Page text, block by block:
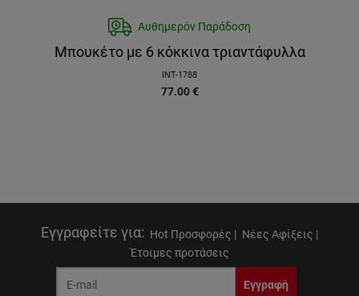
Αυθημερόν Παράδοση
Μπουκέτο με 6 κόκκινα τριαντάφυλλα
INT-1788
77.00 €
Εγγραφείτε για: Hot Προσφορές | Νέες Αφίξεις |
Έτοιμες προτάσεις
Εγγραφή